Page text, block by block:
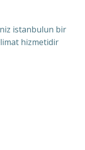
istanbulun bir
hizmetidir